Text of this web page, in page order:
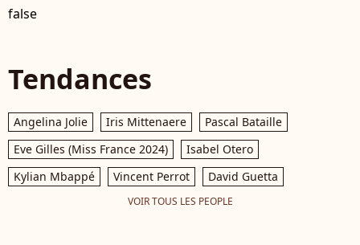
false
Tendances
Angelina Jolie Iris Mittenaere
Pascal Bataille
Eve Gilles (Miss France 2024)
Isabel Otero
Kylian Mbappé
Vincent Perrot David Guetta
VOIR TOUS LES PEOPLE